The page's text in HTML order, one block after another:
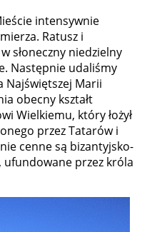
intensywnie
Ratusz i
słoneczny niedzielny
Następnie udaliśmy
Najświętszej Marii
obecny kształt
Wielkiemu, który łożył
przez Tatarów i
cenne są bizantyjsko-
ufundowane przez króla